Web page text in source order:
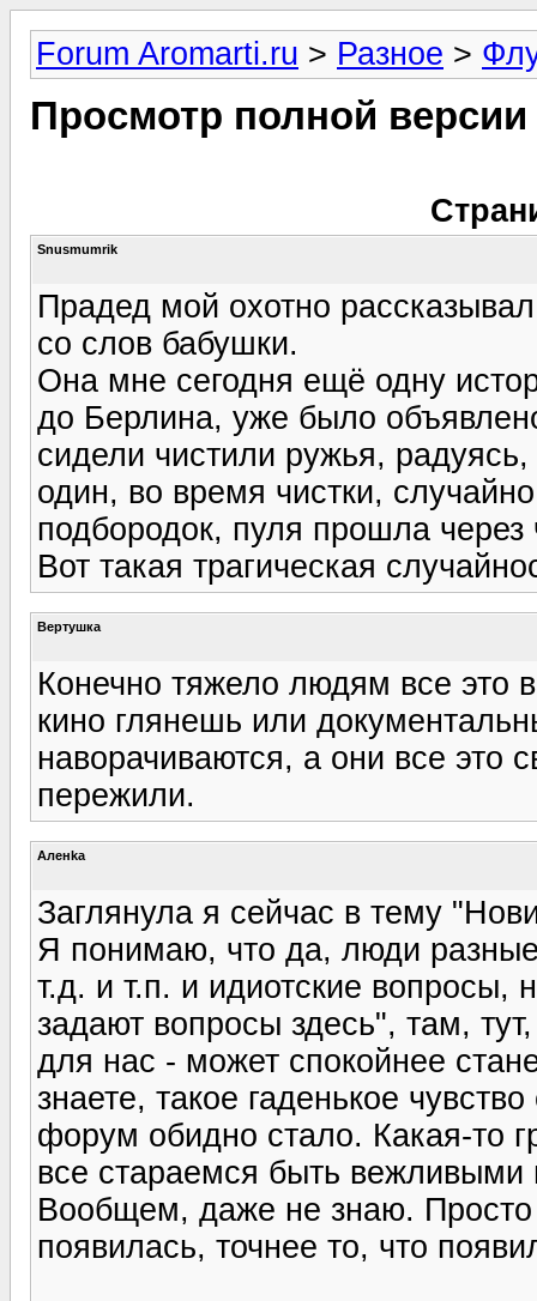
Forum Aromarti.ru > Разное >
Просмотр полной
Snusmumrik
Прадед мой охотно
со слов бабушки.
Она мне сегодня ещё одну
до Берлина, уже было
сидели чистили ружья,
один, во время чистки,
подбородок, пуля прошла
Вот такая трагическая
Вертушка
Конечно тяжело людям все это
кино глянешь или
наворачиваются, а они все это
пережили.
Аленka
Заглянула я сейчас в тему
Я понимаю, что да, люди
т.д. и т.п. и идиотские вопросы,
задают вопросы здесь", там,
для нас - может спокойнее
знаете, такое гаденькое
форум обидно стало. Какая-то
все стараемся быть
Вообщем, даже не знаю. Просто
появилась, точнее то, что